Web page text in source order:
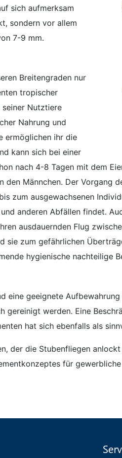
sich aufmerksam
sondern vor allem
7-9 mm.
Breitengraden nur
tropischer
Nutztiere
Nahrung und
ermöglichen ihr die
kann sich bei einer
nach 4-8 Tagen mit dem
Männchen. Der Vorgang
zum ausgewachsenen
anderen Abfällen findet.
ausdauernden Flug
zum gefährlichen
hygienische nachteilige
eine geeignete
werden. Eine
hat sich ebenfalls als
der die Stubenfliegen
für gewerbliche